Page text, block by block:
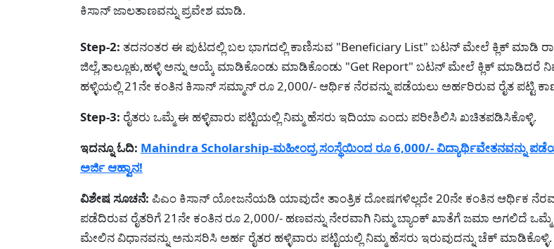
ಕಿಸಾನ್ ಜಾಲತಾಣವನ್ನು ಪ್ರವೇಶ ಮಾಡಿ.
Step-2: ತದನಂತರ ಈ ಪುಟದಲ್ಲಿ ಬಲ ಭಾಗದಲ್ಲಿ ಕಾಣಿಸುವ "Beneficiary List" ಬಟನ್ ಮೇಲೆ ಕ್ಲಿಕ್ ಮಾಡಿ
ಜಿಲ್ಲೆ,ತಾಲ್ಲೂಕು,ಹಳ್ಳಿ ಅನ್ನು ಆಯ್ಕೆ ಮಾಡಿಕೊಂಡು ಮಾಡಿಕೊಂಡು "Get Report" ಬಟನ್ ಮೇಲೆ ಕ್ಲಿಕ್ ಮಾಡಿದರೆ
ಹಳ್ಳಿಯಲ್ಲಿ 21ನೇ ಕಂತಿನ ಕಿಸಾನ್ ಸಮ್ಮಾನ್ ರೂ 2,000/- ಆರ್ಥಿಕ ನೆರವನ್ನು ಪಡೆಯಲು ಅರ್ಹರಿರುವ ರೈತ ಪಟ್ಟಿ
Step-3: ರೈತರು ಒಮ್ಮೆ ಈ ಹಳ್ಳಿವಾರು ಪಟ್ಟಿಯಲ್ಲಿ ನಿಮ್ಮ ಹೆಸರು ಇದಿಯಾ ಎಂದು ಪರೀಶಿಲಿಸಿ ಖಚಿತಪಡಿಸಿಕೊಳ್ಳಿ.
ಇದನ್ನೂ ಓದಿ: Mahindra Scholarship-ಮಹೀಂದ್ರ ಸಂಸ್ಥೆಯಿಂದ ರೂ 6,000/- ವಿದ್ಯಾರ್ಥಿವೇತನವನ್ನು
ಅರ್ಜಿ ಆಹ್ವಾನ!
ವಿಶೇಷ ಸೂಚನೆ: ಪಿಎಂ ಕಿಸಾನ್ ಯೋಜನೆಯಡಿ ಯಾವುದೇ ತಾಂತ್ರಿಕ ದೋಷಗಳಿಲ್ಲದೇ 20ನೇ ಕಂತಿನ ಆರ್ಥಿಕ
ಪಡೆದಿರುವ ರೈತರಿಗೆ 21ನೇ ಕಂತಿನ ರೂ 2,000/- ಹಣವನ್ನು ನೇರವಾಗಿ ನಿಮ್ಮ ಬ್ಯಾಂಕ್ ಖಾತೆಗೆ ಜಮಾ ಅಗಲಿದೆ ಒಮ್ಮೆ
ಮೇಲಿನ ವಿಧಾನವನ್ನು ಅನುಸರಿಸಿ ಅರ್ಹ ರೈತರ ಹಳ್ಳಿವಾರು ಪಟ್ಟಿಯಲ್ಲಿ ನಿಮ್ಮ ಹೆಸರು ಇರುವುದನ್ನು ಚೆಕ್ ಮಾಡಿಕೊಳ್ಳಿ.